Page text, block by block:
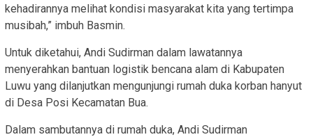
kehadirannya melihat kondisi masyarakat kita yang tertimpa
musibah,” imbuh Basmin.
Untuk diketahui, Andi Sudirman dalam lawatannya
menyerahkan bantuan logistik bencana alam di Kabupaten
Luwu yang dilanjutkan mengunjungi rumah duka korban hanyut
di Desa Posi Kecamatan Bua.
Dalam sambutannya di rumah duka, Andi Sudirman